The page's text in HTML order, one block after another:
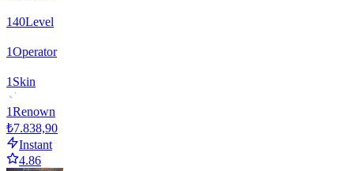
140Level
1Operator
1 Skin
1Renown
₺7.838,90
Instant
4.86